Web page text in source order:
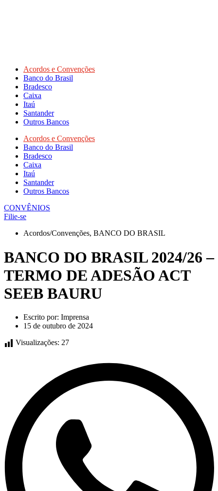
Acordos e Convenções
Banco do Brasil
Bradesco
Caixa
Itaú
Santander
Outros Bancos
Acordos e Convenções
Banco do Brasil
Bradesco
Caixa
Itaú
Santander
Outros Bancos
CONVÊNIOS
Filie-se
Acordos/Convenções, BANCO DO BRASIL
BANCO DO BRASIL 2024/26 –
TERMO DE ADESÃO ACT
SEEB BAURU
Escrito por: Imprensa
15 de outubro de 2024
Visualizações: 27